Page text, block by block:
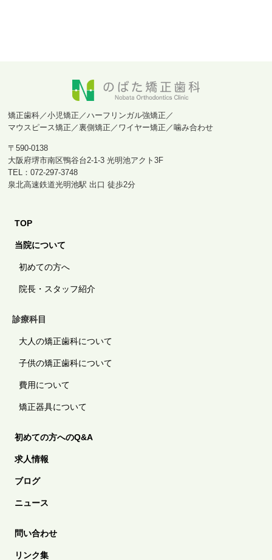
矯正歯科／小児矯正／ハーフリンガル強矯正／
マウスピース矯正／裏側矯正／ワイヤー矯正／噛み合わせ
〒590-0138
大阪府堺市南区鴨谷台2-1-3 光明池アクト3F
TEL：072-297-3748
泉北高速鉄道光明池駅 出口 徒歩2分
TOP
当院について
初めての方へ
院長・スタッフ紹介
診療科目
大人の矯正歯科について
子供の矯正歯科について
費用について
矯正器具について
初めての方へのQ&A
求人情報
ブログ
ニュース
問い合わせ
リンク集